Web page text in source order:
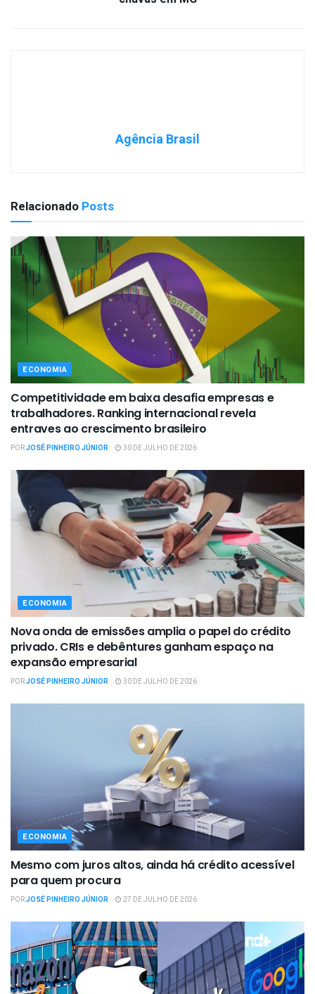
Agência Brasil
Relacionado Posts
ECONOMIA
Competitividade em baixa desafia empresas e
trabalhadores. Ranking internacional revela
entraves ao crescimento brasileiro
PORJOSÉ PINHEIRO JÚNIOR 30 DE JULHO DE 2026
ECONOMIA
Nova onda de emissões amplia o papel do crédito
privado. CRIs e debêntures ganham espaço na
expansão empresarial
PORJOSÉ PINHEIRO JÚNIOR 30 DE JULHO DE 2026
ECONOMIA
Mesmo com juros altos, ainda há crédito acessível
para quem procura
PORJOSÉ PINHEIRO JÚNIOR 27 DE JULHO DE 2026